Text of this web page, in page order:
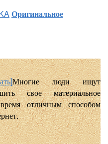
Оригинальное
Многие люди ищут
свое материальное
отличным способом